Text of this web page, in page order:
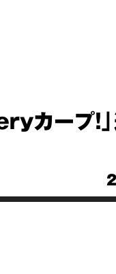
カープ！